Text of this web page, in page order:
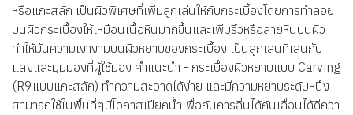
หรือแกะสลัก เป็นผิวพิเศษที่เพิ่มลูกเล่นให้กับกระเบื้องโดยการทำลอย
บนผิวกระเบื้องให้เหมือนเนื้อหินมากขึ้นและเพิ่มริ้วหรือลายหินบนผิว
ทำให้มันความเงางามบนผิวหยาบของกระเบื้อง เป็นลูกเล่นที่เล่นกับ
แสงและมุมมองที่ผู้ใช้มอง คำแนะนำ - กระเบื้องผิวหยาบแบบ Carving
(R9แบบแกะสลัก) ทำความสะอาดได้ง่าย และมีความหยาบระดับหนึ่ง
สามารถใช้ในพื้นที่ๆมีโอกาสเปียกน้ำเพื่อกันการลื่นได้กันเลื่อนได้ดีกว่า